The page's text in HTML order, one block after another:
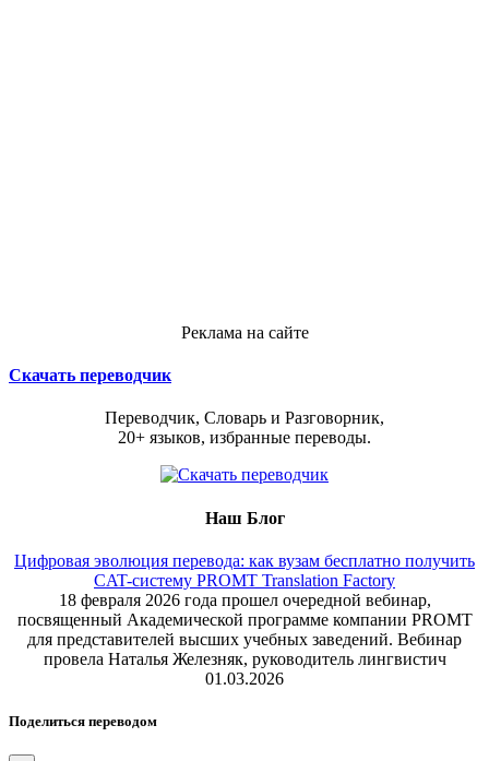
Реклама на сайте
Скачать переводчик
Переводчик, Словарь и Разговорник,
20+ языков, избранные переводы.
Наш Блог
Цифровая эволюция перевода: как вузам бесплатно получить
CAT-систему PROMT Translation Factory
18 февраля 2026 года прошел очередной вебинар,
посвященный Академической программе компании PROMT
для представителей высших учебных заведений. Вебинар
провела Наталья Железняк, руководитель лингвистич
01.03.2026
Поделиться переводом